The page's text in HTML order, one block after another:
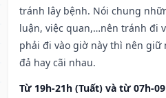
tránh lây bệnh. Nói chung
luận, việc quan,…nên tránh đi
phải đi vào giờ này thì nên giữ
đả hay cãi nhau.
Từ 19h-21h (Tuất) và từ 07h-